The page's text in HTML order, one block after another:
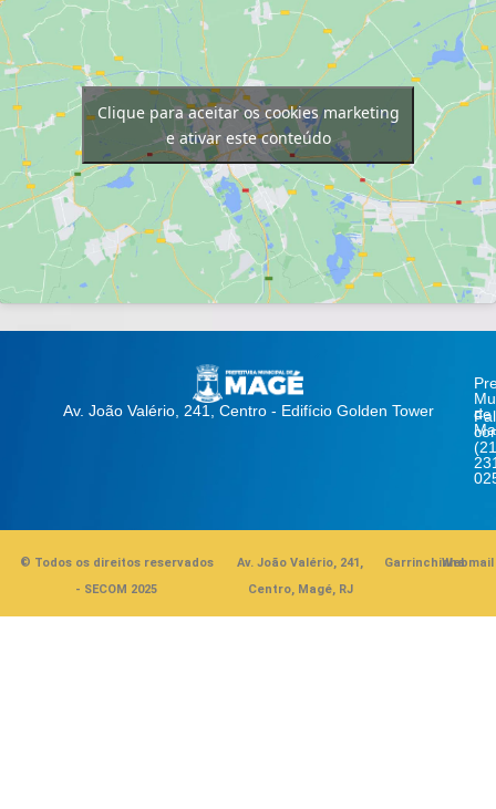
Clique para aceitar os cookies marketing
e ativar este conteúdo
Av. João Valério, 241, Centro - Edifício Golden Tower
de
© Todos os direitos reservados
- SECOM 2025
Av. João Valério, 241,
Centro, Magé, RJ
GarrinchinhaWebmail